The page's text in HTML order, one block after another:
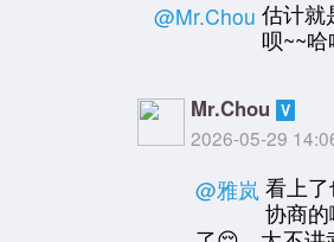
@Mr.Chou 估计就
呗~~哈
Mr.Chou
2026-05-29
@雅岚 看上
协商